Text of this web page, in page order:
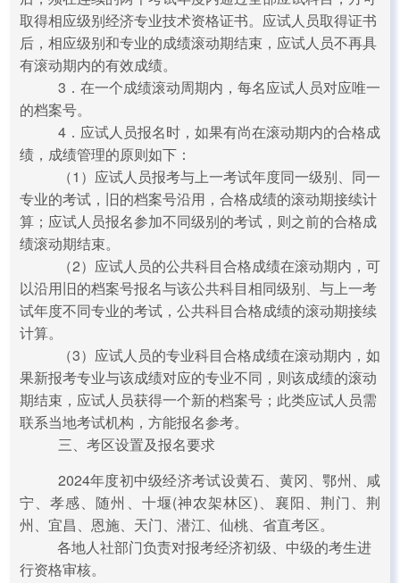
取得相应级别经济专业技术资格证书。应试人员取得证书
后，相应级别和专业的成绩滚动期结束，应试人员不再具
有滚动期内的有效成绩。
3．在一个成绩滚动周期内，每名应试人员对应唯一
的档案号。
4．应试人员报名时，如果有尚在滚动期内的合格成
绩，成绩管理的原则如下：
（1）应试人员报考与上一考试年度同一级别、同一
专业的考试，旧的档案号沿用，合格成绩的滚动期接续计
算；应试人员报名参加不同级别的考试，则之前的合格成
绩滚动期结束。
（2）应试人员的公共科目合格成绩在滚动期内，可
以沿用旧的档案号报名与该公共科目相同级别、与上一考
试年度不同专业的考试，公共科目合格成绩的滚动期接续
计算。
（3）应试人员的专业科目合格成绩在滚动期内，如
果新报考专业与该成绩对应的专业不同，则该成绩的滚动
期结束，应试人员获得一个新的档案号；此类应试人员需
联系当地考试机构，方能报名参考。
三、考区设置及报名要求
2024年度初中级经济考试设黄石、黄冈、鄂州、咸
宁、孝感、随州、十堰(神农架林区)、襄阳、荆门、荆
州、宜昌、恩施、天门、潜江、仙桃、省直考区。
各地人社部门负责对报考经济初级、中级的考生进
行资格审核。